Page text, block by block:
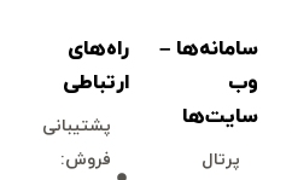
سامانه‌ها –
وب
سايت‌ها
پرتال
راه‌های
ارتباطی
پشتيبانی
فروش: